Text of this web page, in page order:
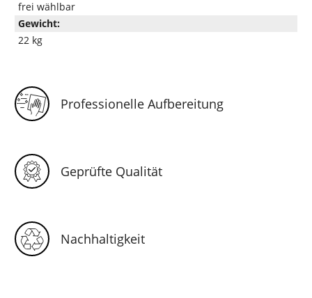
frei wählbar
Gewicht:
22 kg
Professionelle Aufbereitung
Geprüfte Qualität
Nachhaltigkeit